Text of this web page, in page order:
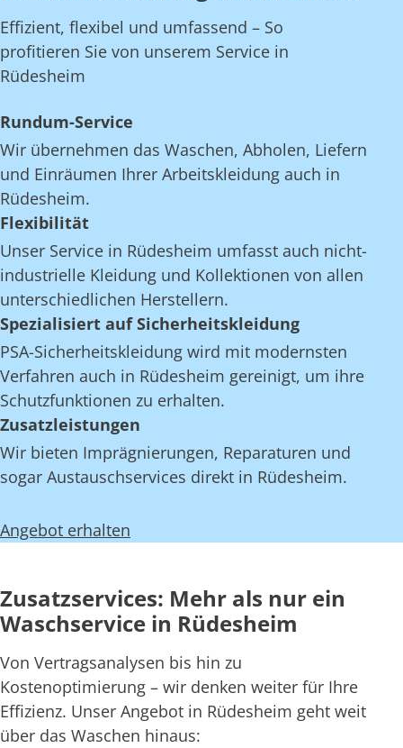
Effizient, flexibel und umfassend – So
profitieren Sie von unserem Service in
Rüdesheim
Rundum-Service
Wir übernehmen das Waschen, Abholen, Liefern
und Einräumen Ihrer Arbeitskleidung auch in
Rüdesheim.
Flexibilität
Unser Service in Rüdesheim umfasst auch nicht-
industrielle Kleidung und Kollektionen von allen
unterschiedlichen Herstellern.
Spezialisiert auf Sicherheitskleidung
PSA-Sicherheitskleidung wird mit modernsten
Verfahren auch in Rüdesheim gereinigt, um ihre
Schutzfunktionen zu erhalten.
Zusatzleistungen
Wir bieten Imprägnierungen, Reparaturen und
sogar Austauschservices direkt in Rüdesheim.
Angebot erhalten
Zusatzservices: Mehr als nur ein
Waschservice in Rüdesheim
Von Vertragsanalysen bis hin zu
Kostenoptimierung – wir denken weiter für Ihre
Effizienz. Unser Angebot in Rüdesheim geht weit
über das Waschen hinaus: